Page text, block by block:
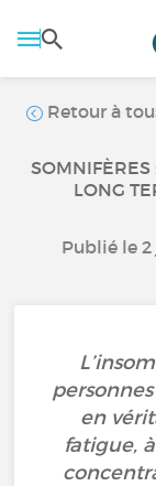
Retour à
LONG
Publié le 2
en
fatigue,